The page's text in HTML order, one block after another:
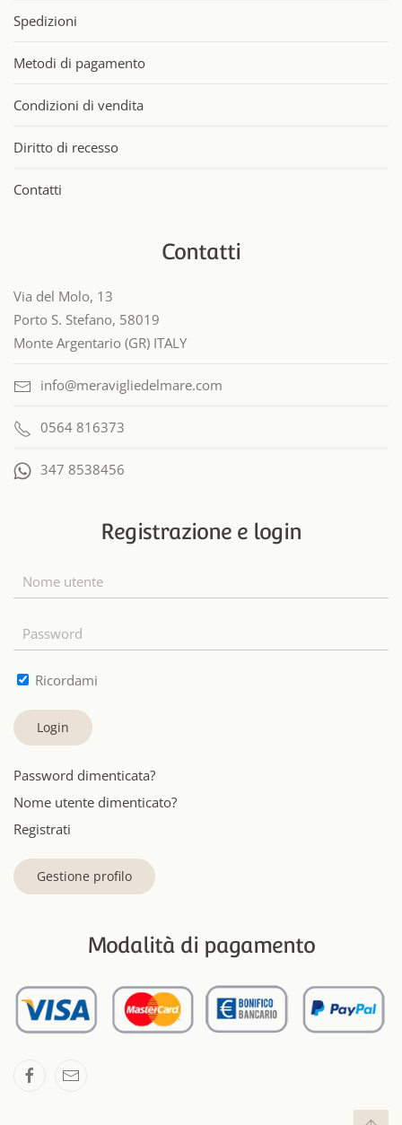
Spedizioni
Metodi di pagamento
Condizioni di vendita
Diritto di recesso
Contatti
Contatti
Via del Molo, 13
Porto S. Stefano, 58019
Monte Argentario (GR) ITALY
info@meravigliedelmare.com
0564 816373
347 8538456
Registrazione e login
Ricordami
Login
Password dimenticata?
Nome utente dimenticato?
Registrati
Gestione profilo
Modalità di pagamento